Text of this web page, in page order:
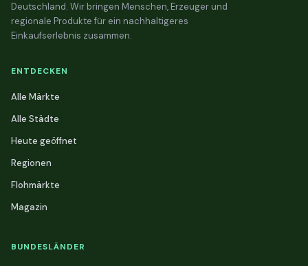
Deutschland. Wir bringen Menschen, Erzeuger und
regionale Produkte für ein nachhaltigeres
Einkaufserlebnis zusammen.
ENTDECKEN
Alle Märkte
Alle Städte
Heute geöffnet
Regionen
Flohmärkte
Magazin
BUNDESLÄNDER